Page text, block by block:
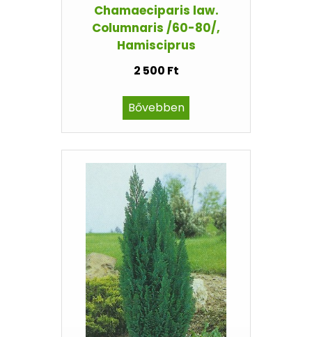
Chamaeciparis law.
Columnaris /60-80/,
Hamisciprus
2 500 Ft
Bővebben